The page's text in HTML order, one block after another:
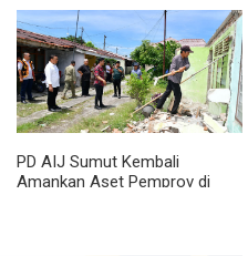
PD AIJ Sumut Kembali
Amankan Aset Pemprov di